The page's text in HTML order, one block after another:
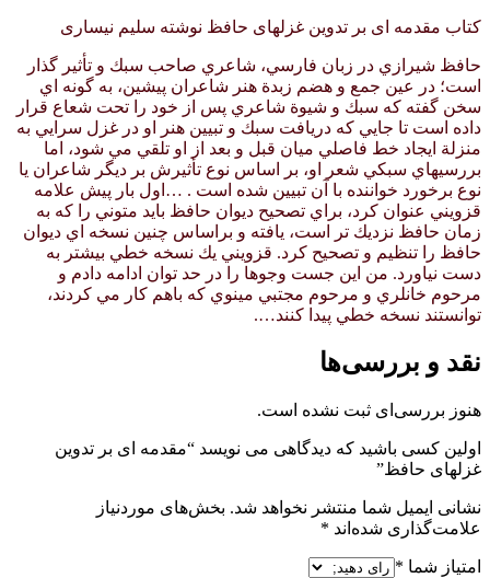
کتاب مقدمه ای بر تدوین غزلهای حافظ نوشته سلیم نیساری
حافظ شيرازي در زبان فارسي، شاعري صاحب سبك و تأثير گذار
است؛ در عين جمع و هضم زبدة هنر شاعران پيشين، به گونه اي
سخن گفته كه سبك و شيوة شاعري پس از خود را تحت شعاع قرار
داده است تا جايي كه دريافت سبك و تبيين هنر او در غزل سرايي به
منزلة ايجاد خط فاصلي ميان قبل و بعد از او تلقي مي شود، اما
بررسيهاي سبكي شعر او، بر اساس نوع تأثيرش بر ديگر شاعران يا
نوع برخورد خواننده با آن تبيين شده است . …اول بار پيش علامه
قزويني عنوان كرد، براي تصحيح ديوان حافظ بايد متوني را كه به
زمان حافظ نزديك تر است، يافته و براساس چنين نسخه اي ديوان
حافظ را تنظيم و تصحيح كرد. قزويني يك نسخه خطي بيشتر به
دست نياورد. من اين جست وجوها را در حد توان ادامه دادم و
مرحوم خانلري و مرحوم مجتبي مينوي كه باهم كار مي كردند،
توانستند نسخه خطي پيدا كنند….
نقد و بررسی‌ها
هنوز بررسی‌ای ثبت نشده است.
اولین کسی باشید که دیدگاهی می نویسد “مقدمه ای بر تدوین
غزلهای حافظ”
نشانی ایمیل شما منتشر نخواهد شد. بخش‌های موردنیاز
علامت‌گذاری شده‌اند *
امتیاز شما *